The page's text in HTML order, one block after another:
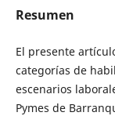
Resumen
El presente
categorías de
escenarios
Pymes de